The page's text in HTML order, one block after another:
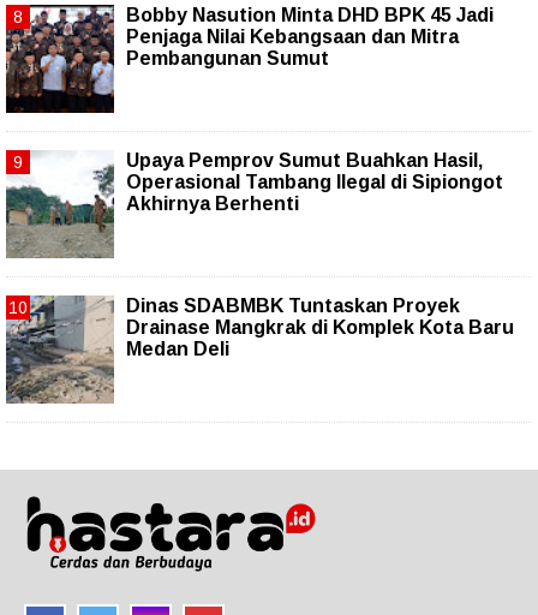
Bobby Nasution Minta DHD BPK 45 Jadi
Penjaga Nilai Kebangsaan dan Mitra
Pembangunan Sumut
Upaya Pemprov Sumut Buahkan Hasil,
Operasional Tambang Ilegal di Sipiongot
Akhirnya Berhenti
Dinas SDABMBK Tuntaskan Proyek
Drainase Mangkrak di Komplek Kota Baru
Medan Deli